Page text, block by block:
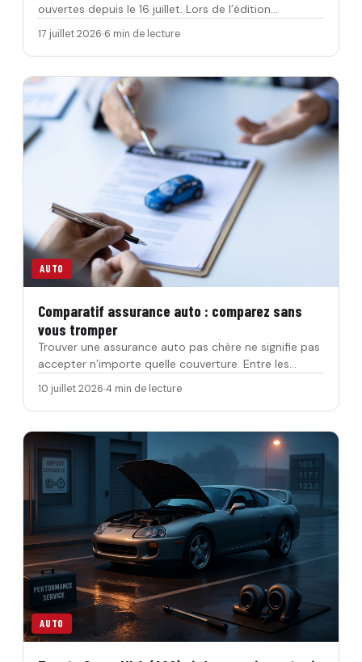
ouvertes depuis le 16 juillet. Lors de l’édition
préc&eacu…
17 juillet 2026 6 min de lecture
AUTO
Comparatif assurance auto : comparez sans
vous tromper
Trouver une assurance auto pas chère ne signifie pas
accepter n’importe quelle couverture. Entre les
formules au t…
10 juillet 2026 4 min de lecture
AUTO